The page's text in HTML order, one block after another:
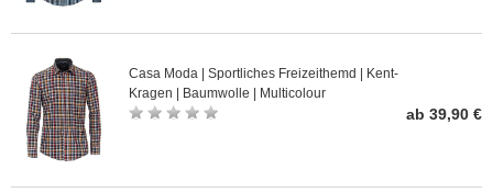
Casa Moda | Sportliches Freizeithemd | Kent-
Kragen | Baumwolle | Multicolour
ab 39,90 €